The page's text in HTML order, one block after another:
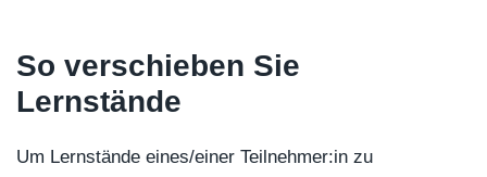
So verschieben Sie
Lernstände
Um Lernstände eines/einer Teilnehmer:in zu